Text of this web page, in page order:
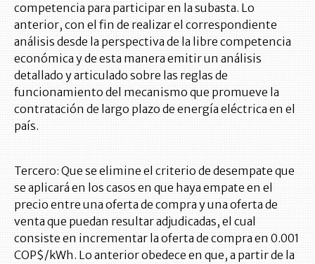
competencia para participar en la subasta. Lo
anterior, con el fin de realizar el correspondiente
análisis desde la perspectiva de la libre competencia
económica y de esta manera emitir un análisis
detallado y articulado sobre las reglas de
funcionamiento del mecanismo que promueve la
contratación de largo plazo de energía eléctrica en el
país.
Tercero: Que se elimine el criterio de desempate que
se aplicará en los casos en que haya empate en el
precio entre una oferta de compra y una oferta de
venta que puedan resultar adjudicadas, el cual
consiste en incrementar la oferta de compra en 0.001
COP$/kWh. Lo anterior obedece en que, a partir de la